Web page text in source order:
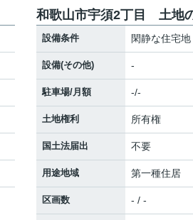
和歌山市宇須2丁目 土地
設備条件 閑静な住宅地
設備(その他) -
駐車場/月額 -/-
土地権利 所有権
国土法届出 不要
用途地域 第一種住居
区画数 - / -